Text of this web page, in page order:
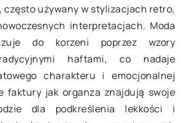
często używany w stylizacjach retro,
interpretacjach. Moda
do korzeni poprzez wzory
haftami, co nadaje
charakteru i emocjonalnej
faktury jak organza znajdują swoje
dla podkreślenia lekkości i